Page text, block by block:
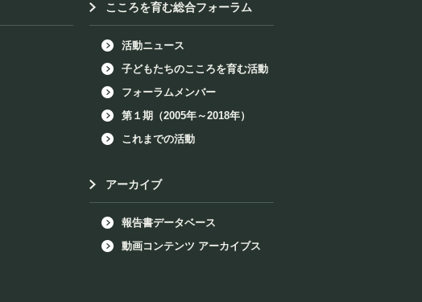
こころを育む総合フォーラム
活動ニュース
子どもたちのこころを育む活動
フォーラムメンバー
第１期（2005年～2018年）
これまでの活動
アーカイブ
報告書データベース
動画コンテンツ アーカイブス